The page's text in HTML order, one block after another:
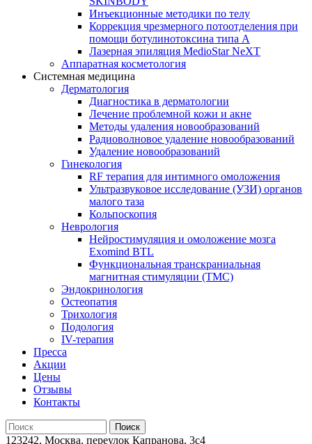
Инъекционные методики по телу
Коррекция чрезмерного потоотделения при
помощи ботулинотоксина типа А
Лазерная эпиляция MedioStar NeXT
Аппаратная косметология
Системная медицина
Дерматология
Диагностика в дерматологии
Лечение проблемной кожи и акне
Методы удаления новообразований
Радиоволновое удаление новообразований
Удаление новообразований
Гинекология
RF терапия для интимного омоложения
Ультразвуковое исследование (УЗИ) органов
малого таза
Кольпоскопия
Неврология
Нейростимуляция и омоложение мозга
Exomind BTL
Функциональная транскраниальная
магнитная стимуляции (ТМС)
Эндокринология
Остеопатия
Трихология
Подология
IV-терапия
Пресса
Акции
Цены
Отзывы
Контакты
123242, Москва, переулок Капранова, 3с4